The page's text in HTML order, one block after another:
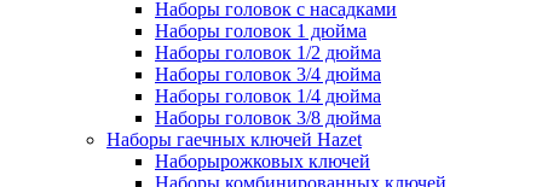
Наборы головок с насадками
Наборы головок 1 дюйма
Наборы головок 1/2 дюйма
Наборы головок 3/4 дюйма
Наборы головок 1/4 дюйма
Наборы головок 3/8 дюйма
Наборы гаечных ключей Hazet
Наборырожковых ключей
Наборы комбинированных ключей